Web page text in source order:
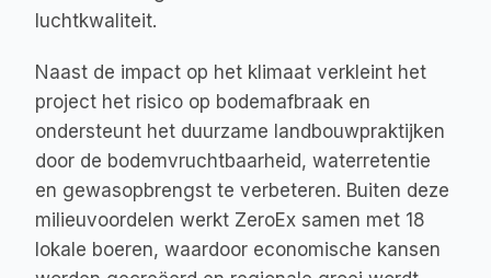
luchtkwaliteit.
Naast de impact op het klimaat verkleint het
project het risico op bodemafbraak en
ondersteunt het duurzame landbouwpraktijken
door de bodemvruchtbaarheid, waterretentie
en gewasopbrengst te verbeteren. Buiten deze
milieuvoordelen werkt ZeroEx samen met 18
lokale boeren, waardoor economische kansen